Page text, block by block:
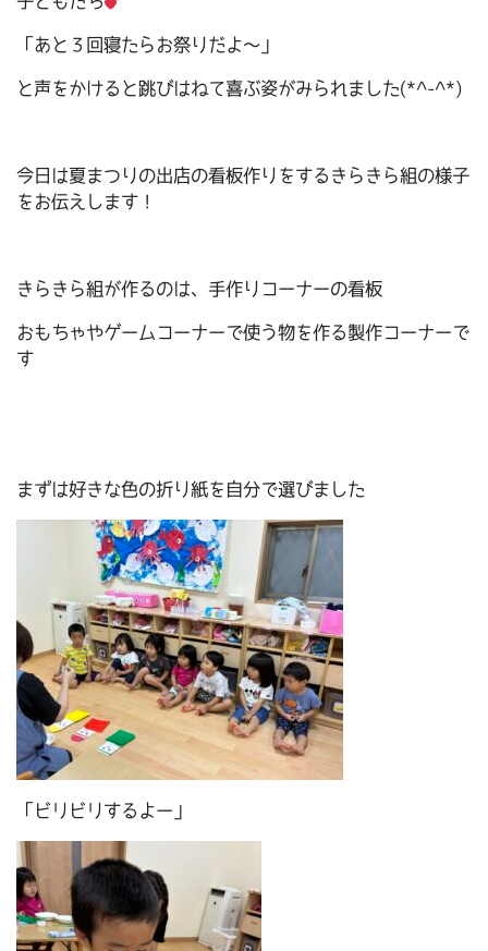
「あと３回寝たらお祭りだよ～」
と声をかけると跳びはねて喜ぶ姿がみられました(*^-^*)
今日は夏まつりの出店の看板作りをするきらきら組の様子
をお伝えします！
きらきら組が作るのは、手作りコーナーの看板
おもちゃやゲームコーナーで使う物を作る製作コーナーで
す
まずは好きな色の折り紙を自分で選びました
「ビリビリするよー」